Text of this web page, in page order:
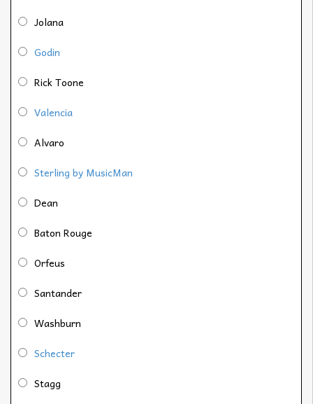
Jolana
Godin
Rick Toone
Valencia
Alvaro
Sterling by MusicMan
Dean
Baton Rouge
Orfeus
Santander
Washburn
Schecter
Stagg